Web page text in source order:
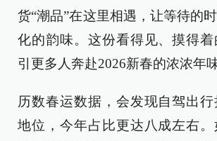
货“潮品”在这里相遇，让等待的
化的韵味。这份看得见、摸得
引更多人奔赴2026新春的浓浓年味
历数春运数据，会发现自驾出
地位，今年占比更达八成左右。